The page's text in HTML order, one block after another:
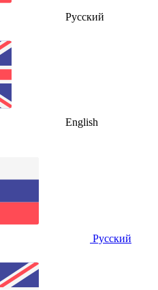
Русский
English
Русский